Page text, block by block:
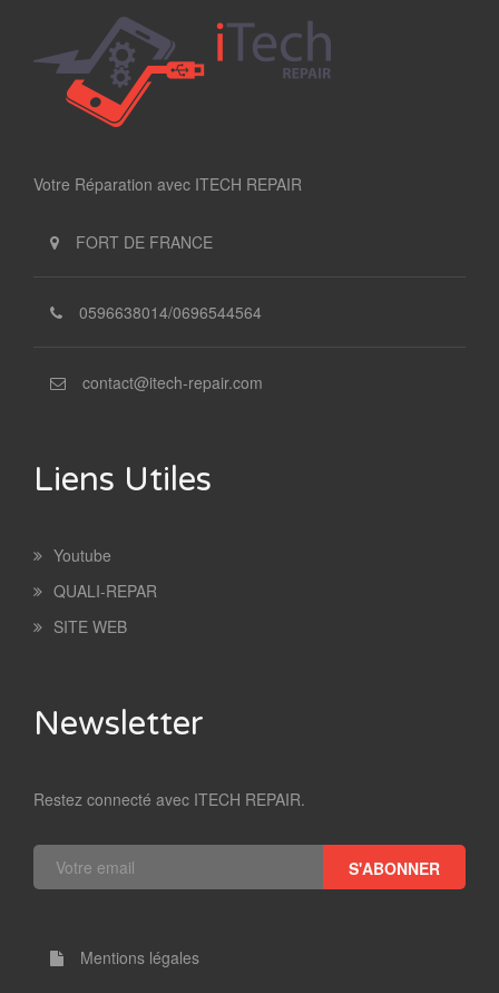
Votre Réparation avec ITECH REPAIR
FORT DE FRANCE
0596638014/0696544564
contact@itech-repair.com
Liens Utiles
Youtube
QUALI-REPAR
SITE WEB
Newsletter
Restez connecté avec ITECH REPAIR.
S'ABONNER
Mentions légales